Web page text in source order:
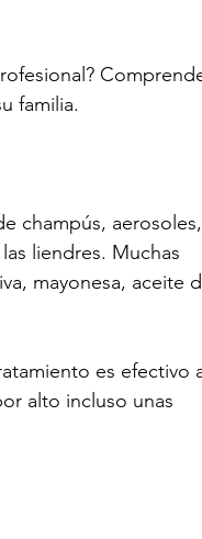
familia.
champús, aerosoles,
liendres. Muchas
mayonesa, aceite
es efectivo
alto incluso unas